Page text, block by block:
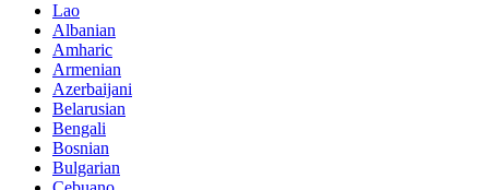
Lao
Albanian
Amharic
Armenian
Azerbaijani
Belarusian
Bengali
Bosnian
Bulgarian